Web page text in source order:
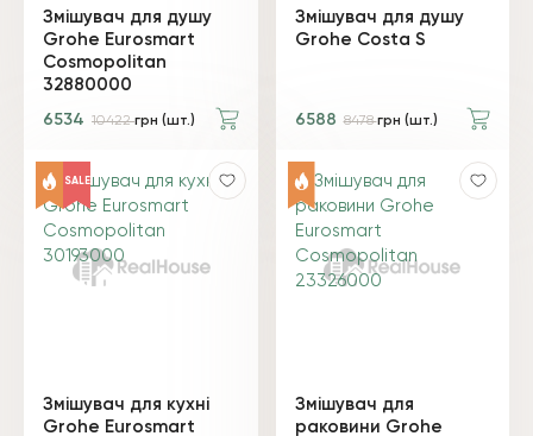
Змішувач для душу
Grohe Eurosmart
Cosmopolitan
32880000
6534 10422грн (шт.)
Змішувач для душу
Grohe Costa S
6588 8478грн (шт.)
SALE
Змішувач для кухні
Grohe Eurosmart
Змішувач для
раковини Grohe